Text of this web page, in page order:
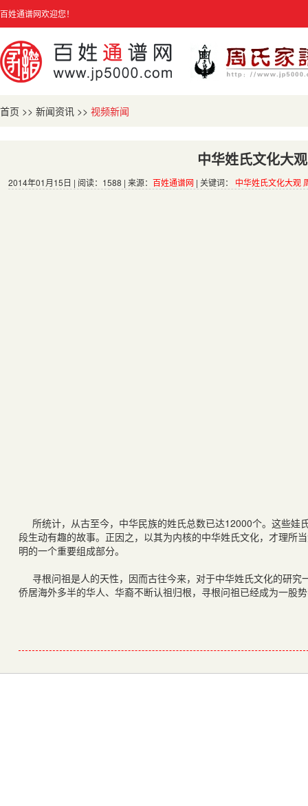
百姓通谱网欢迎您！
首页 >> 新闻资讯 >> 视频新闻
中华姓氏文化大
2014年01月15日 | 阅读：1588 | 来源： 百姓通谱网 | 关键词： 中华姓氏文化大观
所统计，从古至今，中华民族的姓氏总数已达12000个。这些娃
段生动有趣的故事。正因之，以其为内核的中华姓氏文化，才理所
明的一个重要组成部分。
寻根问祖是人的天性，因而古往今来，对于中华姓氏文化的研
侨居海外多半的华人、华裔不断认祖归根，寻根问祖已经成为一股